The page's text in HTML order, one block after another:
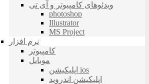
ویدئوهای کامپیوتر و آی تی
photoshop
Illustrator
MS Project
نرم افزار
کامپیوتر
موبایل
اپلیکیشن ios
اپلیکیشن اندروید